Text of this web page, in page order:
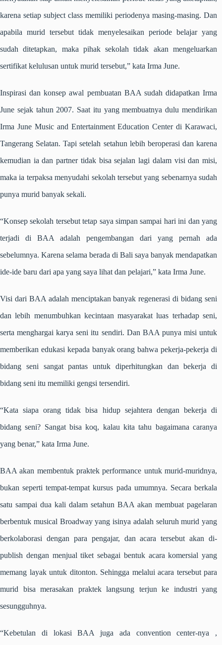
karena setiap subject class memiliki periodenya masing-masing. Dan
apabila murid tersebut tidak menyelesaikan periode belajar yang
sudah ditetapkan, maka pihak sekolah tidak akan mengeluarkan
sertifikat kelulusan untuk murid tersebut,” kata Irma June.
Inspirasi dan konsep awal pembuatan BAA sudah didapatkan Irma
June sejak tahun 2007. Saat itu yang membuatnya dulu mendirikan
Irma June Music and Entertainment Education Center di Karawaci,
Tangerang Selatan. Tapi setelah setahun lebih beroperasi dan karena
kemudian ia dan partner tidak bisa sejalan lagi dalam visi dan misi,
maka ia terpaksa menyudahi sekolah tersebut yang sebenarnya sudah
punya murid banyak sekali.
“Konsep sekolah tersebut tetap saya simpan sampai hari ini dan yang
terjadi di BAA adalah pengembangan dari yang pernah ada
sebelumnya. Karena selama berada di Bali saya banyak mendapatkan
ide-ide baru dari apa yang saya lihat dan pelajari,” kata Irma June.
Visi dari BAA adalah menciptakan banyak regenerasi di bidang seni
dan lebih menumbuhkan kecintaan masyarakat luas terhadap seni,
serta menghargai karya seni itu sendiri. Dan BAA punya misi untuk
memberikan edukasi kepada banyak orang bahwa pekerja-pekerja di
bidang seni sangat pantas untuk diperhitungkan dan bekerja di
bidang seni itu memiliki gengsi tersendiri.
“Kata siapa orang tidak bisa hidup sejahtera dengan bekerja di
bidang seni? Sangat bisa koq, kalau kita tahu bagaimana caranya
yang benar,” kata Irma June.
BAA akan membentuk praktek performance untuk murid-muridnya,
bukan seperti tempat-tempat kursus pada umumnya. Secara berkala
satu sampai dua kali dalam setahun BAA akan membuat pagelaran
berbentuk musical Broadway yang isinya adalah seluruh murid yang
berkolaborasi dengan para pengajar, dan acara tersebut akan di-
publish dengan menjual tiket sebagai bentuk acara komersial yang
memang layak untuk ditonton. Sehingga melalui acara tersebut para
murid bisa merasakan praktek langsung terjun ke industri yang
sesungguhnya.
“Kebetulan di lokasi BAA juga ada convention center-nya ,